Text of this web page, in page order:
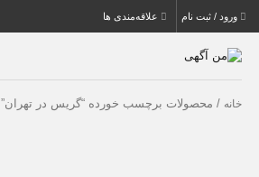
ورود / ثبت نام علاقه‌مندی ها
خانه / محصولات برچسب خورده “گریس در تهران”